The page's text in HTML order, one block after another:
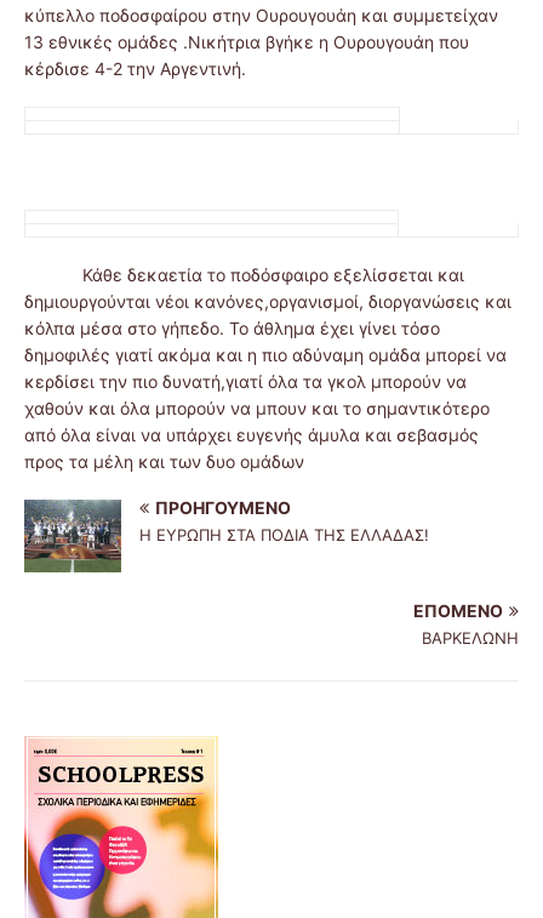
κύπελλο ποδοσφαίρου στην Ουρουγουάη και συμμετείχαν
13 εθνικές ομάδες .Νικήτρια βγήκε η Ουρουγουάη που
κέρδισε 4-2 την Αργεντινή.
Κάθε δεκαετία το ποδόσφαιρο εξελίσσεται και
δημιουργούνται νέοι κανόνες,οργανισμοί, διοργανώσεις και
κόλπα μέσα στο γήπεδο. Το άθλημα έχει γίνει τόσο
δημοφιλές γιατί ακόμα και η πιο αδύναμη ομάδα μπορεί να
κερδίσει την πιο δυνατή,γιατί όλα τα γκολ μπορούν να
χαθούν και όλα μπορούν να μπουν και το σημαντικότερο
από όλα είναι να υπάρχει ευγενής άμυλα και σεβασμός
προς τα μέλη και των δυο ομάδων
ΠΡΟΗΓΟΎΜΕΝΟ
Η ΕΥΡΩΠΗ ΣΤΑ ΠΟΔΙΑ ΤΗΣ ΕΛΛΑΔΑΣ!
ΕΠΌΜΕΝΟ
ΒΑΡΚΕΛΩΝΗ